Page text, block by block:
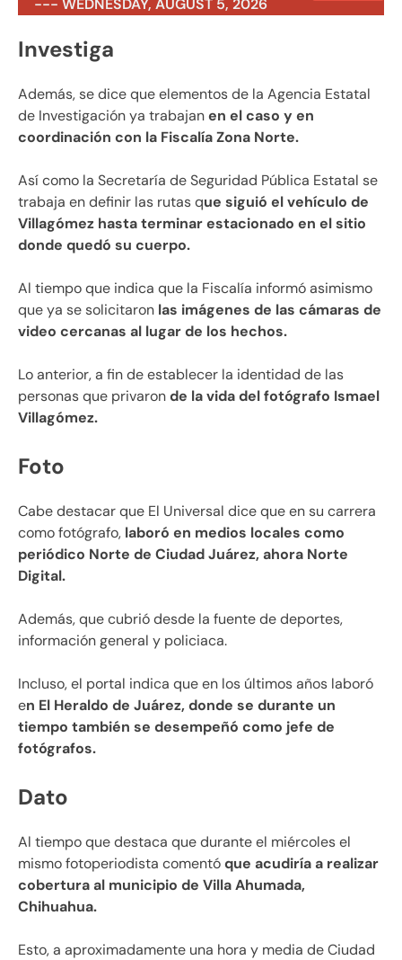
--- WEDNESDAY, AUGUST 5, 2026
Investiga
Además, se dice que elementos de la Agencia Estatal
de Investigación ya trabajanen el caso y en
coordinación con la Fiscalía Zona Norte.
Así como la Secretaría de Seguridad Pública Estatal se
trabaja en definir las rutas que siguió el vehículo de
Villagómez hasta terminar estacionado en el sitio
donde quedó su cuerpo.
Al tiempo que indica que la Fiscalía informó asimismo
que ya se solicitaron las imágenes de las cámaras de
video cercanas al lugar de los hechos.
Lo anterior, a fin de establecer la identidad de las
personas que privaronde la vida del fotógrafo Ismael
Villagómez.
Foto
Cabe destacar que El Universal dice que en su carrera
como fotógrafo, laboró en medios locales como
periódico Norte de Ciudad Juárez, ahora Norte
Digital.
Además, que cubrió desde la fuente de deportes,
información general y policiaca.
Incluso, el portal indica que en los últimos años laboró
en El Heraldo de Juárez, donde se durante un
tiempo también se desempeñó como jefe de
fotógrafos.
Dato
Al tiempo que destaca que durante el miércoles el
mismo fotoperiodista comentóque acudiría a realizar
cobertura al municipio de Villa Ahumada,
Chihuahua.
Esto, a aproximadamente una hora y media de Ciudad